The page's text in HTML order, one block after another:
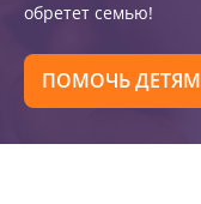
обретет семью!
ПОМОЧЬ ДЕТЯМ